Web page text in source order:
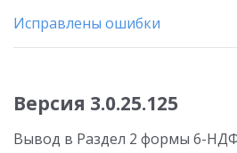
Исправлены ошибки
Версия 3.0.25.125
Вывод в Раздел 2 формы 6-